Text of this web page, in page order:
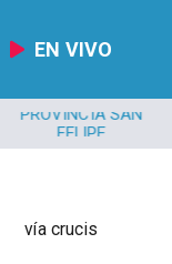
EN VIVO
PROVINCIA SAN
FELIPE
vía crucis